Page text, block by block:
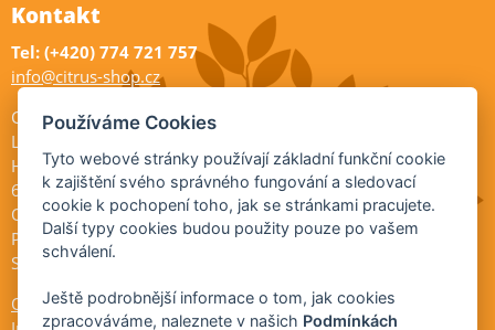
Kontakt
Tel: (+420) 774 721 757
info@citrus-shop.cz
Citrus shop zahradnictví
Legionářů 2
Hodonín
695 01
Otevřeno:
Po-Pá 9-17
So 9-11:30
Ochrana osobních údajů
Používáme Cookies
Tyto webové stránky používají základní funkční cookie
k zajištění svého správného fungování a sledovací
cookie k pochopení toho, jak se stránkami pracujete.
Další typy cookies budou použity pouze po vašem
schválení.
Ještě podrobnější informace o tom, jak cookies
zpracováváme, naleznete v našich Podmínkách